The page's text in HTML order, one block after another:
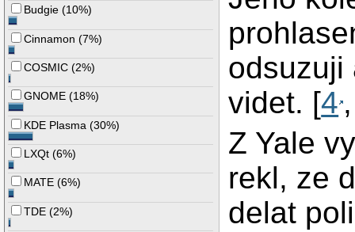
Budgie (10%)
Cinnamon (7%)
COSMIC (2%)
GNOME (18%)
KDE Plasma (30%)
LXQt (6%)
MATE (6%)
TDE (2%)
odsuzuji
videt. [4
Z Yale
rekl, ze
delat